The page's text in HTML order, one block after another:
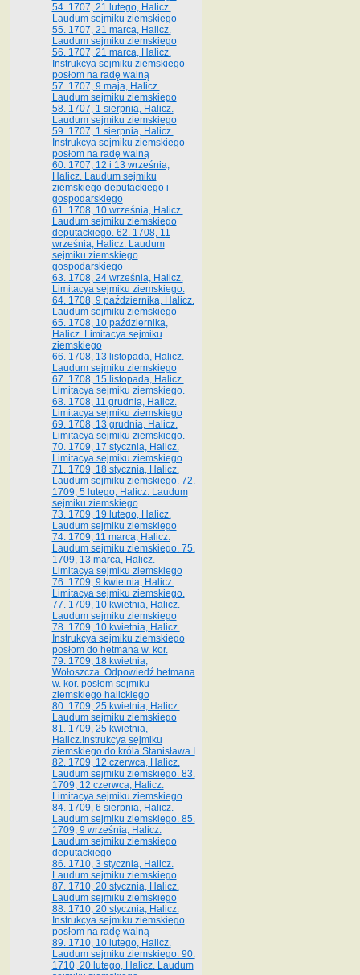
54. 1707, 21 lutego, Halicz.
Laudum sejmiku ziemskiego
55. 1707, 21 marca, Halicz.
Laudum sejmiku ziemskiego
56. 1707, 21 marca, Halicz.
Instrukcya sejmiku ziemskiego
posłom na radę walną
57. 1707, 9 maja, Halicz.
Laudum sejmiku ziemskiego
58. 1707, 1 sierpnia, Halicz.
Laudum sejmiku ziemskiego
59. 1707, 1 sierpnia, Halicz.
Instrukcya sejmiku ziemskiego
posłom na radę walną
60. 1707, 12 i 13 września,
Halicz. Laudum sejmiku
ziemskiego deputackiego i
gospodarskiego
61. 1708, 10 września, Halicz.
Laudum sejmiku ziemskiego
deputackiego. 62. 1708, 11
września, Halicz. Laudum
sejmiku ziemskiego
gospodarskiego
63. 1708, 24 września, Halicz.
Limitacya sejmiku ziemskiego.
64. 1708, 9 października, Halicz.
Laudum sejmiku ziemskiego
65­. 1708, 10 października,
Halicz. Limitacya sejmiku
ziemskiego
66. 1708, 13 listopada, Halicz.
Laudum sejmiku ziemskiego
67. 1708, 15 listopada, Halicz.
Limitacya sejmiku ziemskiego.
68. 1708, 11 grudnia, Halicz.
Limitacya sejmiku ziemskiego
69. 1708, 13 grudnia, Halicz.
Limitacya sejmiku ziemskiego.
70. 1709, 17 stycznia, Halicz.
Limitacya sejmiku ziemskiego
71. 1709, 18 stycznia, Halicz.
Laudum sejmiku ziemskiego. 72.
1709, 5 lutego, Halicz. Laudum
sejmiku ziemskiego
73. 1709, 19 lutego, Halicz.
Laudum sejmiku ziemskiego
74. 1709, 11 marca, Halicz.
Laudum sejmiku ziemskiego. 75.
1709, 13 marca, Halicz.
Limitacya sejmiku ziemskiego
76. 1709, 9 kwietnia, Halicz.
Limitacya sejmiku ziemskiego.
77. 1709, 10 kwietnia, Halicz.
Laudum sejmiku ziemskiego
78. 1709, 10 kwietnia, Halicz.
Instrukcya sejmiku ziemskiego
posłom do hetmana w. kor.
79. 1709, 18 kwietnia,
Wołoszcza. Odpowiedź hetmana
w. kor. posłom sejmiku
ziemskiego halickiego
80. 1709, 25 kwietnia, Halicz.
Laudum sejmiku ziemskiego
81. 1709, 25 kwietnia,
Halicz.Instrukcya sejmiku
ziemskiego do króla Stanisława I
82. 1709, 12 czerwca, Halicz.
Laudum sejmiku ziemskiego. 83.
1709, 12 czerwca, Halicz.
Limitacya sejmiku ziemskiego
84. 1709, 6 sierpnia, Halicz.
Laudum sejmiku ziemskiego. 85.
1709, 9 września, Halicz.
Laudum sejmiku ziemskiego
deputackiego
86. 1710, 3 stycznia, Halicz.
Laudum sejmiku ziemskiego
87. 1710, 20 stycznia, Halicz.
Laudum sejmiku ziemskiego
88. 1710, 20 stycznia, Halicz.
Instrukcya sejmiku ziemskiego
posłom na radę walną
89. 1710, 10 lutego, Halicz.
Laudum sejmiku ziemskiego. 90.
1710, 20 lutego, Halicz. Laudum